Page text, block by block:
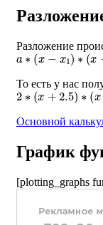
Разложение
a ∗(x−x1)∗ (x−x
То есть у нас
2∗(x+2.5)∗ (x+4
Основной
График
[plotting_graphs